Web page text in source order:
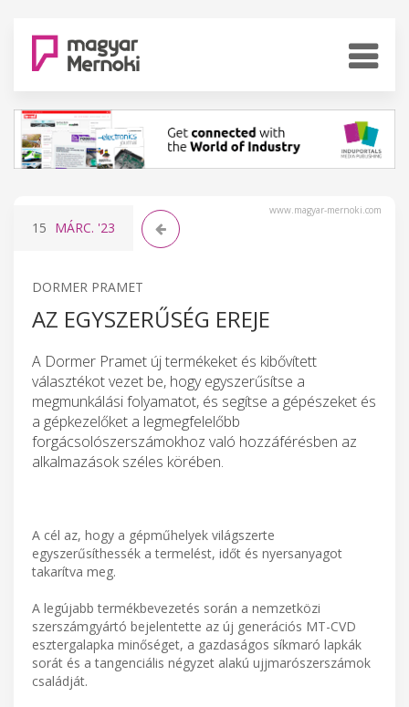
www.magyar-mernoki.com
15 MÁRC. '23
DORMER PRAMET
AZ EGYSZERŰSÉG EREJE
A Dormer Pramet új termékeket és kibővített
választékot vezet be, hogy egyszerűsítse a
megmunkálási folyamatot, és segítse a gépészeket és
a gépkezelőket a legmegfelelőbb
forgácsolószerszámokhoz való hozzáférésben az
alkalmazások széles körében.
A cél az, hogy a gépműhelyek világszerte
egyszerűsíthessék a termelést, időt és nyersanyagot
takarítva meg.
A legújabb termékbevezetés során a nemzetközi
szerszámgyártó bejelentette az új generációs MT-CVD
esztergalapka minőséget, a gazdaságos síkmaró lapkák
sorát és a tangenciális négyzet alakú ujjmarószerszámok
családját.